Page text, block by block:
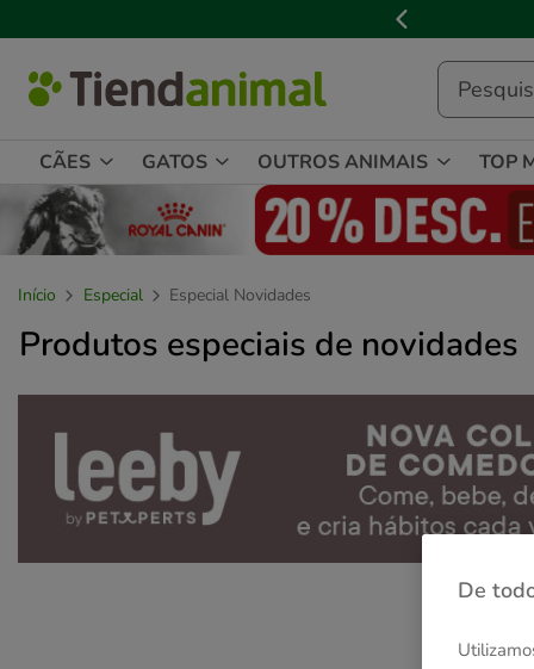
de
mensagem,
CÃES GATOS OUTROS ANIMAIS TOP
Início Especial Especial Novidades
Produtos especiais de novidades
De